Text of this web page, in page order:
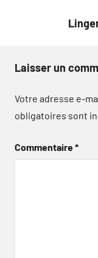
Laisser un
Votre adresse e-
obligatoires sont
Commentaire*